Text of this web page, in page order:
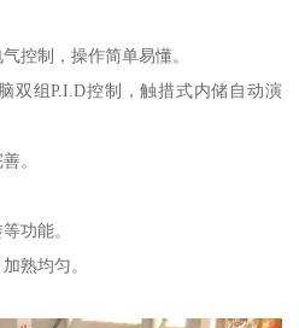
控制，操作简单易懂。
双组P.I.D控制，触措式内储自动演
。
功能。
熟均匀。